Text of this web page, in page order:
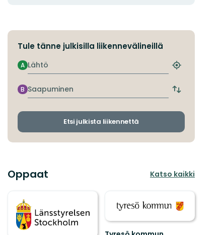
Tule tänne julkisilla liikennevälineillä
Lähtö
A
Etsi
pysäkki
Saapuminen
B
Vaihda
ja
Etsi julkista liikennettä
Oppaat Katso kaikki